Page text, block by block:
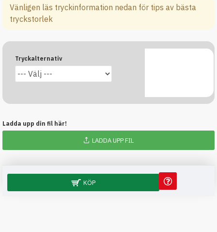
Vänligen läs tryckinformation nedan för tips av bästa
tryckstorlek
Tryckalternativ
Ladda upp din fil här!
LADDA UPP FIL
KÖP